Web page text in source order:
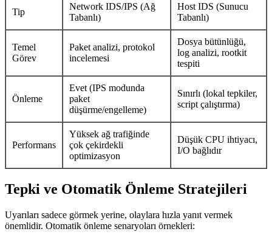
Tip
Network IDS/IPS (Ağ
Tabanlı)
Host IDS (Sunucu
Tabanlı)
Temel
Görev
Paket analizi, protokol
incelemesi
Dosya bütünlüğü,
log analizi, rootkit
tespiti
Önleme
Evet (IPS modunda
paket
düşürme/engelleme)
Sınırlı (lokal tepkiler,
script çalıştırma)
Performans
Yüksek ağ trafiğinde
çok çekirdekli
optimizasyon
Düşük CPU ihtiyacı,
I/O bağlıdır
Tepki ve Otomatik Önleme Stratejileri
Uyarıları sadece görmek yerine, olaylara hızla yanıt vermek
önemlidir. Otomatik önleme senaryoları örnekleri: